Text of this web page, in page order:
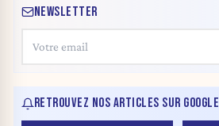
NEWSLETTER
RETROUVEZ NOS ARTICLES SUR GOOGLE